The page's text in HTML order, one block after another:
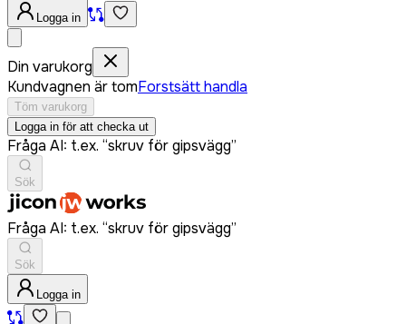
Logga in
Din varukorg
Kundvagnen är tomForstsätt handla
Töm varukorg
Logga in för att checka ut
Fråga AI: t.ex. “skruv för gipsvägg”
Sök
Fråga AI: t.ex. “skruv för gipsvägg”
Sök
Logga in